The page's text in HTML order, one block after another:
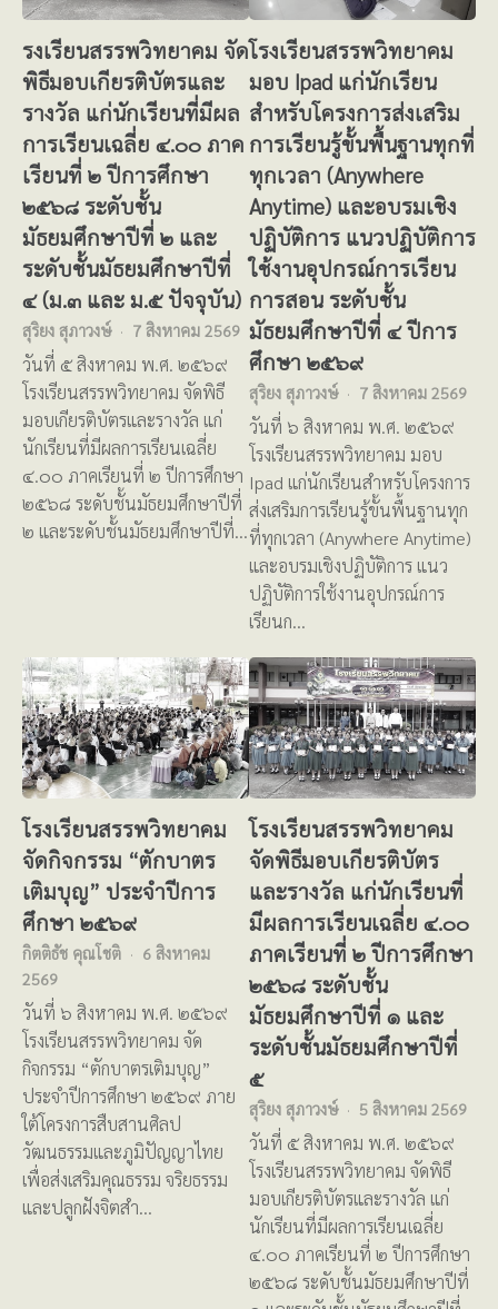
รงเรียนสรรพวิทยาคม จัด
พิธีมอบเกียรติบัตรและ
รางวัล แก่นักเรียนที่มีผล
การเรียนเฉลี่ย ๔.๐๐ ภาค
เรียนที่ ๒ ปีการศึกษา
๒๕๖๘ ระดับชั้น
มัธยมศึกษาปีที่ ๒ และ
ระดับชั้นมัธยมศึกษาปีที่
๔ (ม.๓ และ ม.๕ ปัจจุบัน)
สุริยง สุภาวงษ์ 7 สิงหาคม 2569
วันที่ ๕ สิงหาคม พ.ศ. ๒๕๖๙
โรงเรียนสรรพวิทยาคม จัดพิธี
มอบเกียรติบัตรและรางวัล แก่
นักเรียนที่มีผลการเรียนเฉลี่ย
๔.๐๐ ภาคเรียนที่ ๒ ปีการศึกษา
๒๕๖๘ ระดับชั้นมัธยมศึกษาปีที่
๒ และระดับชั้นมัธยมศึกษาปีที่…
โรงเรียนสรรพวิทยาคม
มอบ Ipad แก่นักเรียน
สำหรับโครงการส่งเสริม
การเรียนรู้ขั้นพื้นฐานทุกที่
ทุกเวลา (Anywhere
Anytime) และอบรมเชิง
ปฏิบัติการ แนวปฏิบัติการ
ใช้งานอุปกรณ์การเรียน
การสอน ระดับชั้น
มัธยมศึกษาปีที่ ๔ ปีการ
ศึกษา ๒๕๖๙
สุริยง สุภาวงษ์ 7 สิงหาคม 2569
วันที่ ๖ สิงหาคม พ.ศ. ๒๕๖๙
โรงเรียนสรรพวิทยาคม มอบ
Ipad แก่นักเรียนสำหรับโครงการ
ส่งเสริมการเรียนรู้ขั้นพื้นฐานทุก
ที่ทุกเวลา (Anywhere Anytime)
และอบรมเชิงปฏิบัติการ แนว
ปฏิบัติการใช้งานอุปกรณ์การ
เรียนก…
โรงเรียนสรรพวิทยาคม
จัดกิจกรรม “ตักบาตร
เติมบุญ” ประจำปีการ
ศึกษา ๒๕๖๙
กิตติธัช คุณโชติ
6 สิงหาคม
2569
วันที่ ๖ สิงหาคม พ.ศ. ๒๕๖๙
โรงเรียนสรรพวิทยาคม จัด
กิจกรรม “ตักบาตรเติมบุญ”
ประจำปีการศึกษา ๒๕๖๙ ภาย
ใต้โครงการสืบสานศิลป
วัฒนธรรมและภูมิปัญญาไทย
เพื่อส่งเสริมคุณธรรม จริยธรรม
และปลูกฝังจิตสำ…
โรงเรียนสรรพวิทยาคม
จัดพิธีมอบเกียรติบัตร
และรางวัล แก่นักเรียนที่
มีผลการเรียนเฉลี่ย ๔.๐๐
ภาคเรียนที่ ๒ ปีการศึกษา
๒๕๖๘ ระดับชั้น
มัธยมศึกษาปีที่ ๑ และ
ระดับชั้นมัธยมศึกษาปีที่
๕
สุริยง สุภาวงษ์ 5 สิงหาคม 2569
วันที่ ๕ สิงหาคม พ.ศ. ๒๕๖๙
โรงเรียนสรรพวิทยาคม จัดพิธี
มอบเกียรติบัตรและรางวัล แก่
นักเรียนที่มีผลการเรียนเฉลี่ย
๔.๐๐ ภาคเรียนที่ ๒ ปีการศึกษา
๒๕๖๘ ระดับชั้นมัธยมศึกษาปีที่